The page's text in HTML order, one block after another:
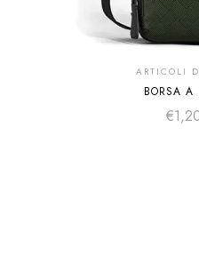
ARTICOLI
BORSA A
€